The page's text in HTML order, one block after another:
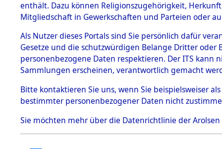
1.
mente
5. Verschiedenes
5.3
Todesmärsche
5.3.1 Alliierte
Erhebungen
zu
Todesmärsch
en
5.3.2
Achmühle
enthält. Dazu können Religionszugehörigkeit,
Mitgliedschaft in Gewerkschaften und Parteien oder
Als Nutzer dieses Portals sind Sie persönlich dafür
Gesetze und die schutzwürdigen Belange Dritter
personenbezogene Daten respektieren. Der ITS
Sammlungen erscheinen, verantwortlich gemacht
Bitte kontaktieren Sie uns, wenn Sie beispielsweiser
bestimmter personenbezogener Daten nicht
Sie möchten mehr über die Datenrichtlinie der Arolsen